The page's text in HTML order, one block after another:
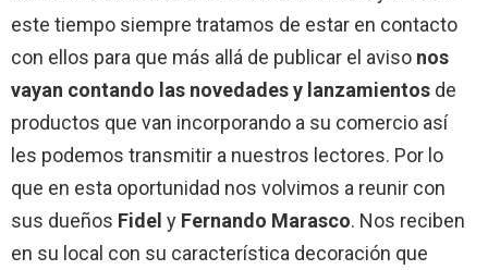
este tiempo siempre tratamos de estar en contacto
con ellos para que más allá de publicar el aviso nos
vayan contando las novedades y lanzamientos de
productos que van incorporando a su comercio así
les podemos transmitir a nuestros lectores. Por lo
que en esta oportunidad nos volvimos a reunir con
sus dueños Fidel y Fernando Marasco. Nos reciben
en su local con su característica decoración que